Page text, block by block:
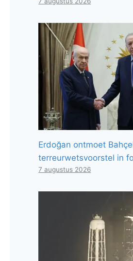
Erdoğan ontmoet
terreurwetsvoorstel in
7 augustus 2026